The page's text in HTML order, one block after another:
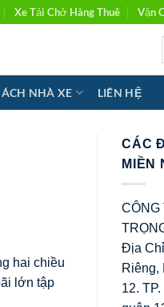
Xe Tải Chở Hàng Thuê Vận
NHÀ XE LIÊN HỆ
hai chiều
lớn tập
CÁC
MIỀN
CÔNG
Địa
Riêng,
12.